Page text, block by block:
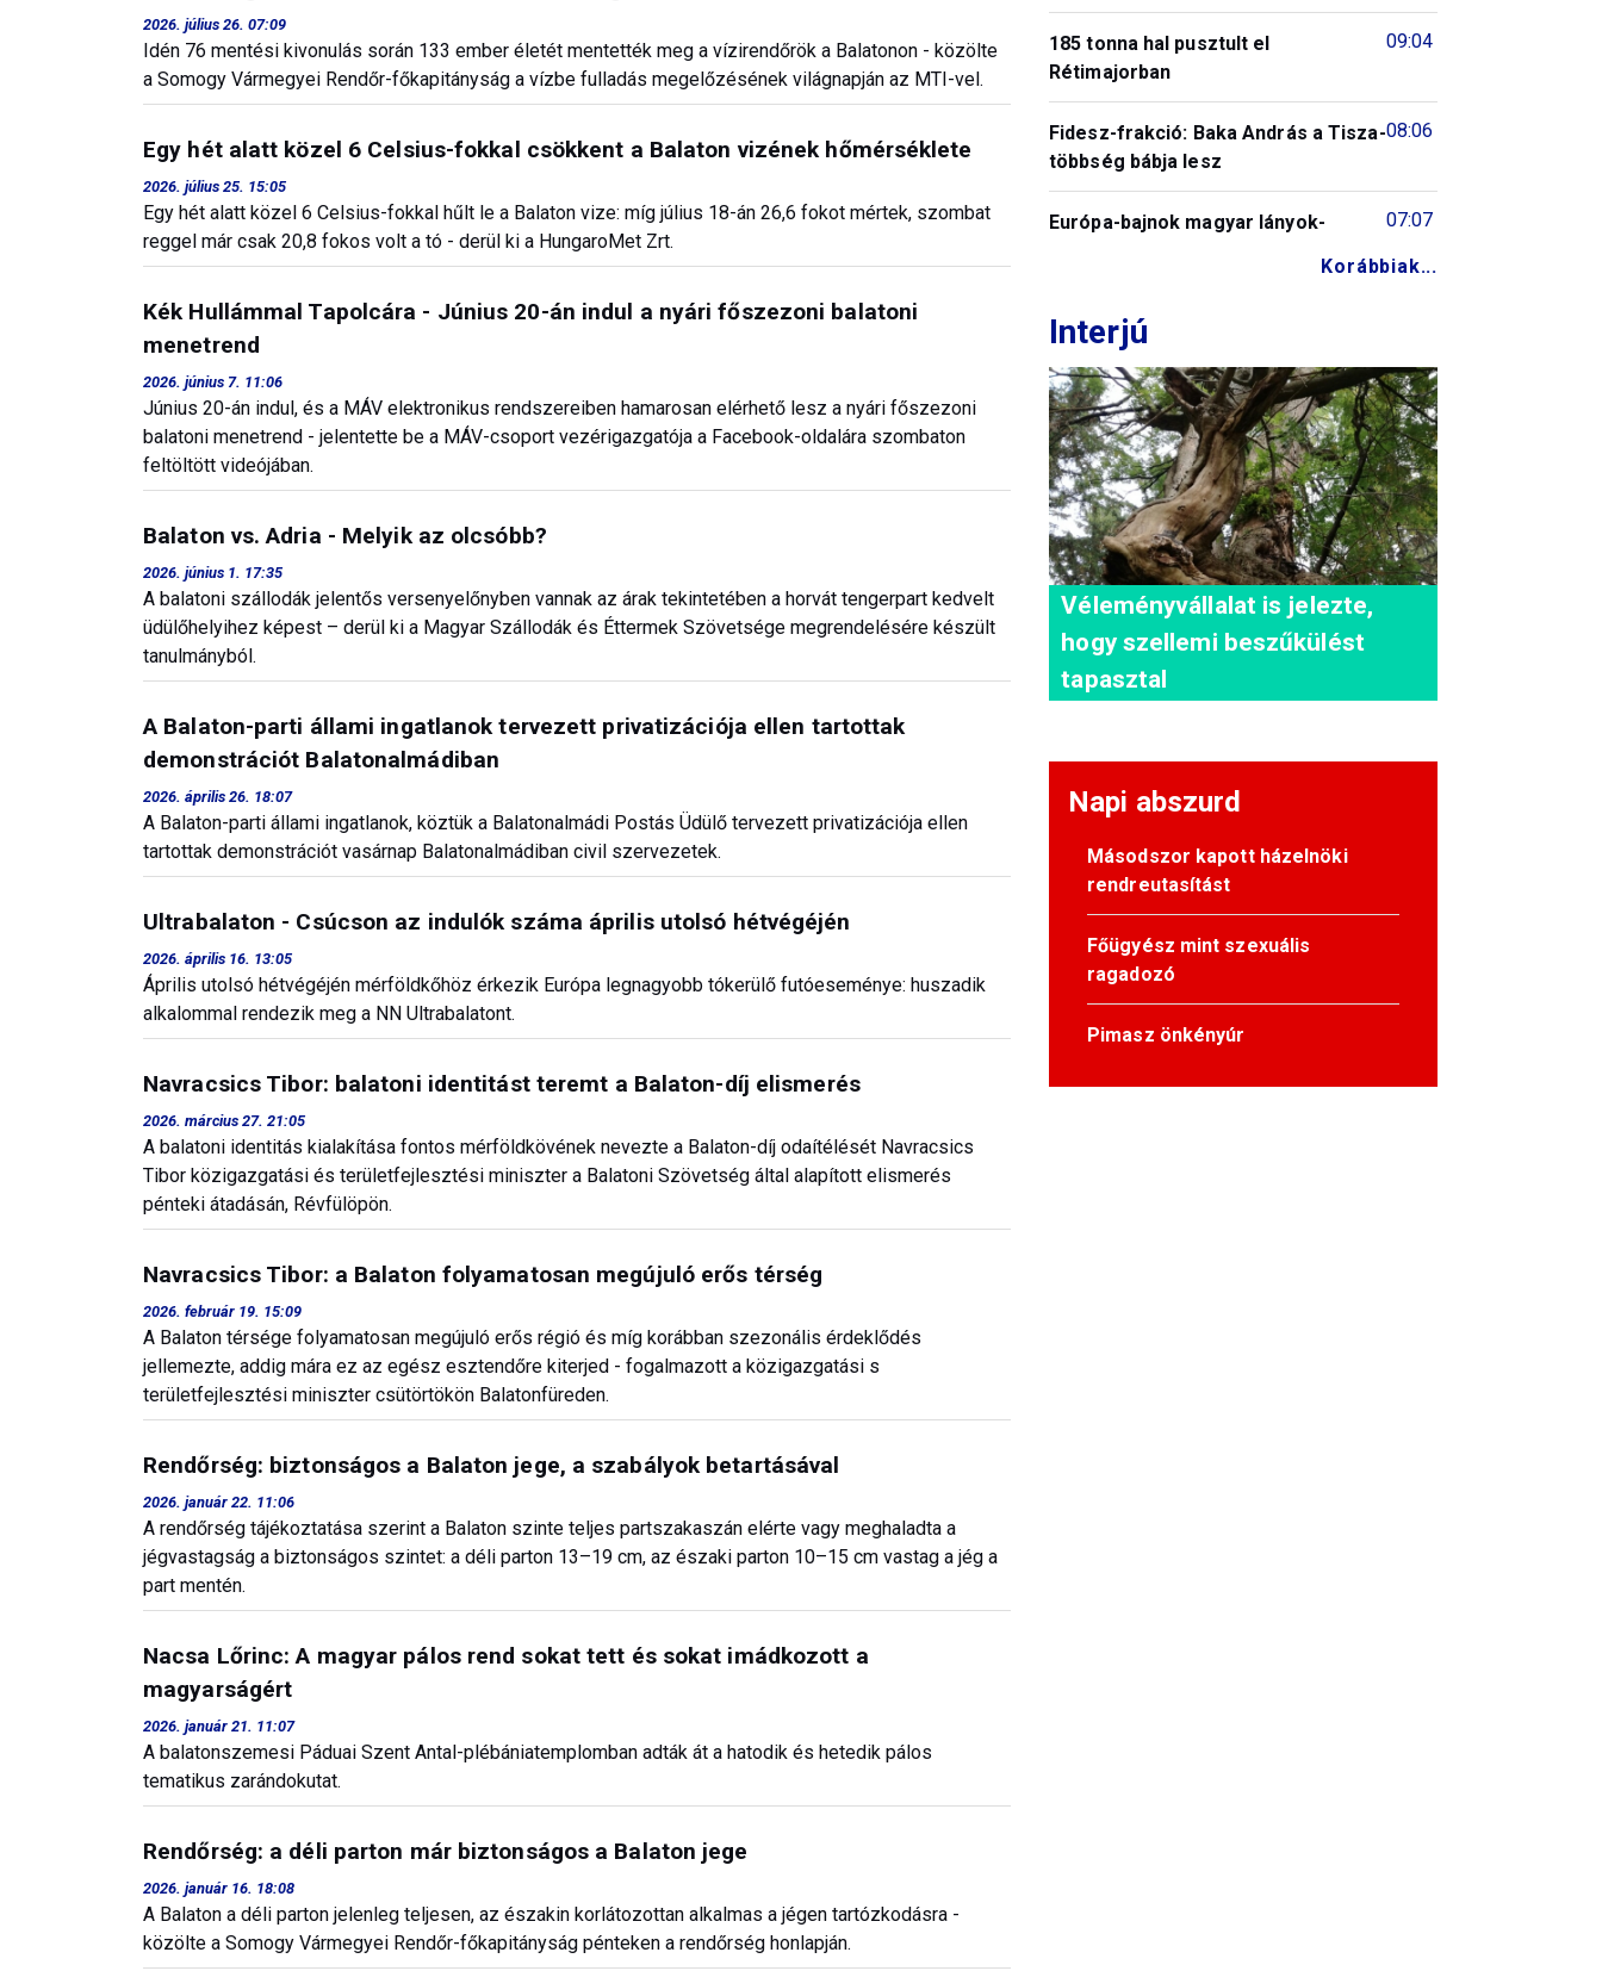
2026. július 26. 07:09
Idén 76 mentési kivonulás során 133 ember életét mentették meg a vízirendőrök a Balatonon - közölte
a Somogy Vármegyei Rendőr-főkapitányság a vízbe fulladás megelőzésének világnapján az MTI-vel.
Egy hét alatt közel 6 Celsius-fokkal csökkent a Balaton vizének hőmérséklete
2026. július 25. 15:05
Egy hét alatt közel 6 Celsius-fokkal hűlt le a Balaton vize: míg július 18-án 26,6 fokot mértek, szombat
reggel már csak 20,8 fokos volt a tó - derül ki a HungaroMet Zrt.
Kék Hullámmal Tapolcára - Június 20-án indul a nyári főszezoni balatoni
menetrend
2026. június 7. 11:06
Június 20-án indul, és a MÁV elektronikus rendszereiben hamarosan elérhető lesz a nyári főszezoni
balatoni menetrend - jelentette be a MÁV-csoport vezérigazgatója a Facebook-oldalára szombaton
feltöltött videójában.
Balaton vs. Adria - Melyik az olcsóbb?
2026. június 1. 17:35
A balatoni szállodák jelentős versenyelőnyben vannak az árak tekintetében a horvát tengerpart kedvelt
üdülőhelyihez képest – derül ki a Magyar Szállodák és Éttermek Szövetsége megrendelésére készült
tanulmányból.
A Balaton-parti állami ingatlanok tervezett privatizációja ellen tartottak
demonstrációt Balatonalmádiban
2026. április 26. 18:07
A Balaton-parti állami ingatlanok, köztük a Balatonalmádi Postás Üdülő tervezett privatizációja ellen
tartottak demonstrációt vasárnap Balatonalmádiban civil szervezetek.
Ultrabalaton - Csúcson az indulók száma április utolsó hétvégéjén
2026. április 16. 13:05
Április utolsó hétvégéjén mérföldkőhöz érkezik Európa legnagyobb tókerülő futóeseménye: huszadik
alkalommal rendezik meg a NN Ultrabalatont.
Navracsics Tibor: balatoni identitást teremt a Balaton-díj elismerés
2026. március 27. 21:05
A balatoni identitás kialakítása fontos mérföldkövének nevezte a Balaton-díj odaítélését Navracsics
Tibor közigazgatási és területfejlesztési miniszter a Balatoni Szövetség által alapított elismerés
pénteki átadásán, Révfülöpön.
Navracsics Tibor: a Balaton folyamatosan megújuló erős térség
2026. február 19. 15:09
A Balaton térsége folyamatosan megújuló erős régió és míg korábban szezonális érdeklődés
jellemezte, addig mára ez az egész esztendőre kiterjed - fogalmazott a közigazgatási s
területfejlesztési miniszter csütörtökön Balatonfüreden.
Rendőrség: biztonságos a Balaton jege, a szabályok betartásával
2026. január 22. 11:06
A rendőrség tájékoztatása szerint a Balaton szinte teljes partszakaszán elérte vagy meghaladta a
jégvastagság a biztonságos szintet: a déli parton 13–19 cm, az északi parton 10–15 cm vastag a jég a
part mentén.
Nacsa Lőrinc: A magyar pálos rend sokat tett és sokat imádkozott a
magyarságért
2026. január 21. 11:07
A balatonszemesi Páduai Szent Antal-plébániatemplomban adták át a hatodik és hetedik pálos
tematikus zarándokutat.
Rendőrség: a déli parton már biztonságos a Balaton jege
2026. január 16. 18:08
A Balaton a déli parton jelenleg teljesen, az északin korlátozottan alkalmas a jégen tartózkodásra -
közölte a Somogy Vármegyei Rendőr-főkapitányság pénteken a rendőrség honlapján.
09:04
185 tonna hal pusztult el
Rétimajorban
08:06
Fidesz-frakció: Baka András a Tisza-
többség bábja lesz
07:07
Európa-bajnok magyar lányok-
Korábbiak...
Interjú
Véleményvállalat is jelezte,
hogy szellemi beszűkülést
tapasztal
Napi abszurd
Másodszor kapott házelnöki
rendreutasítást
Főügyész mint szexuális
ragadozó
Pimasz önkényúr